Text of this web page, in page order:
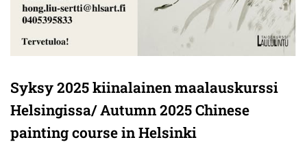
Syksy 2025 kiinalainen maalauskurssi
Helsingissa/ Autumn 2025 Chinese
painting course in Helsinki